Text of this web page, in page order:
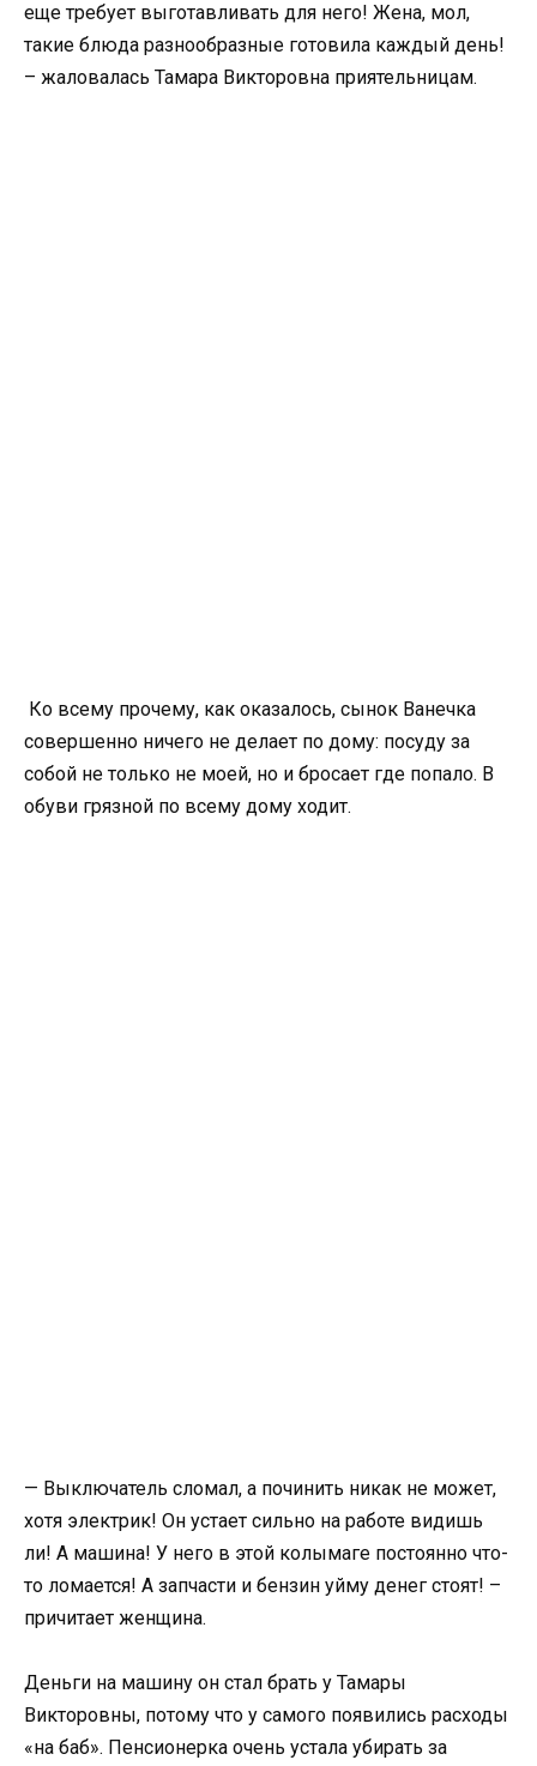
еще требует выготавливать для него! Жена, мол,
такие блюда разнообразные готовила каждый день!
– жаловалась Тамара Викторовна приятельницам.
Ко всему прочему, как оказалось, сынок Ванечка
совершенно ничего не делает по дому: посуду за
собой не только не моей, но и бросает где попало. В
обуви грязной по всему дому ходит.
— Выключатель сломал, а починить никак не может,
хотя электрик! Он устает сильно на работе видишь
ли! А машина! У него в этой колымаге постоянно что-
то ломается! А запчасти и бензин уйму денег стоят! –
причитает женщина.
Деньги на машину он стал брать у Тамары
Викторовны, потому что у самого появились расходы
«на баб». Пенсионерка очень устала убирать за